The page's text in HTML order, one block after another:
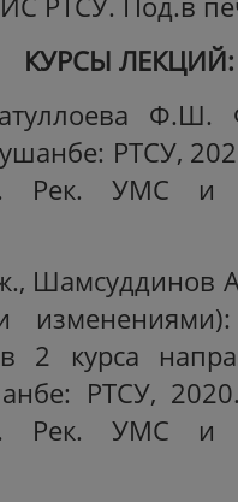
КУРСЫ ЛЕКЦИЙ:
Ф.Ш.
РТСУ,
Рек. УМС и
2 курса
РТСУ,
Рек. УМС и